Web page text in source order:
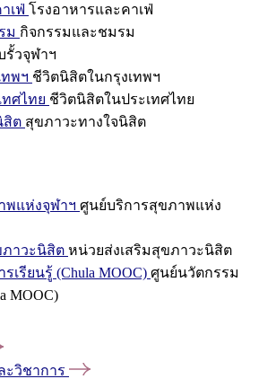
เฟ่ โรงอาหารและคาเฟ่
ม กิจกรรมและชมรม
รั้วจุฬาฯ
พฯ ชีวิตนิสิตในกรุงเทพฯ
ศไทย ชีวิตนิสิตในประเทศไทย
สิต สุขภาวะทางใจนิสิต
พแห่งจุฬาฯ ศูนย์บริการสุขภาพแห่ง
ภาวะนิสิต หน่วยส่งเสริมสุขภาวะนิสิต
เรียนรู้ (Chula MOOC) ศูนย์นวัตกรรม
MOOC)
ะวิชาการ